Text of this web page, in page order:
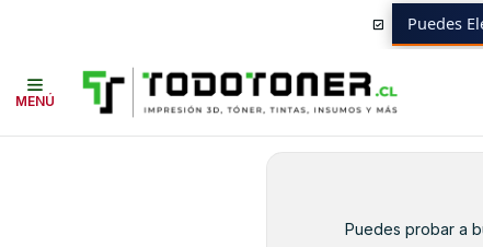
MENÚ
Puedes
Insumos HP CE255
Puedes probar a